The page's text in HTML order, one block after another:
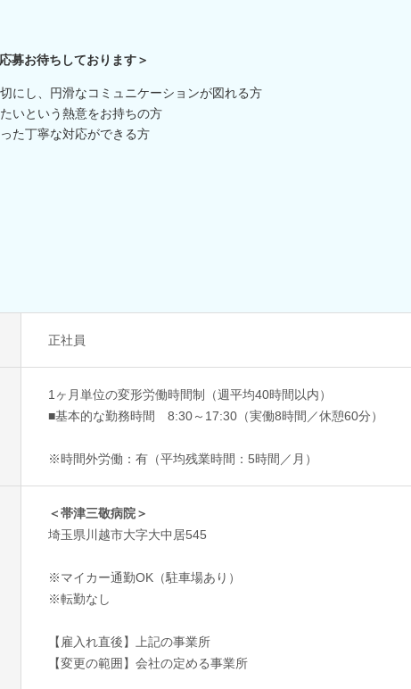
募お待ちしております＞
にし、円滑なコミュニケーションが図れる方
いという熱意をお持ちの方
た丁寧な対応ができる方
正社員
1ヶ月単位の変形労働時間制（週平均40時間以内）
■基本的な勤務時間 8:30～17:30（実働8時間／休憩60分）
※時間外労働：有（平均残業時間：5時間／月）
＜帯津三敬病院＞
埼玉県川越市大字大中居545
※マイカー通勤OK（駐車場あり）
※転勤なし
【雇入れ直後】上記の事業所
【変更の範囲】会社の定める事業所